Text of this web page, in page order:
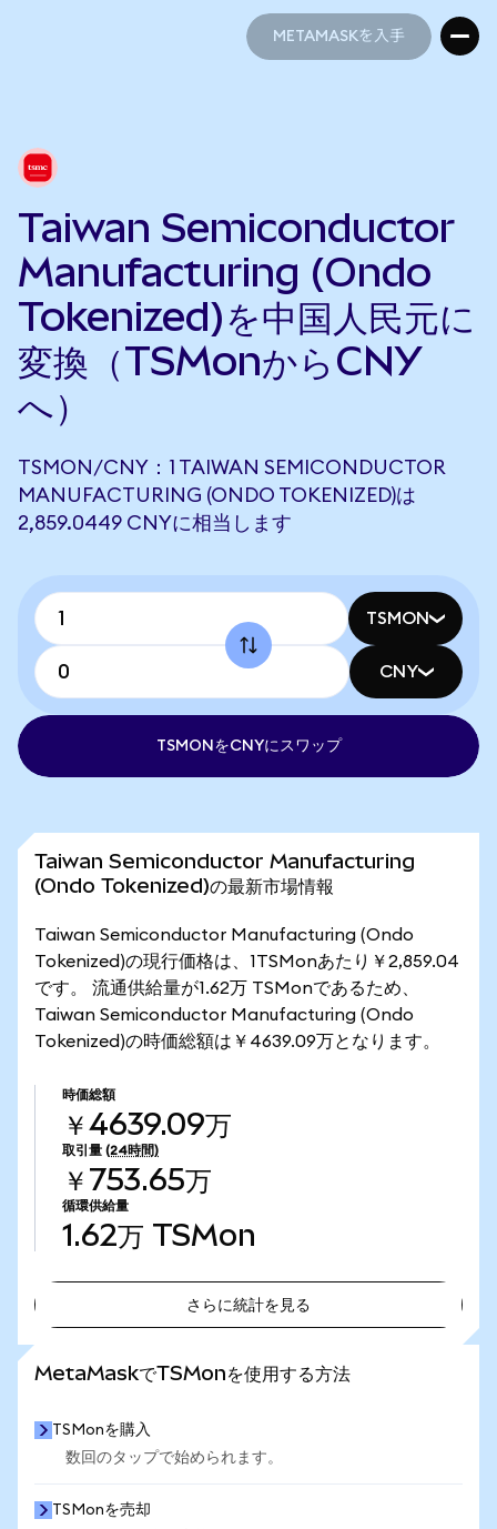
METAMASKを入手
Taiwan Semiconductor
Manufacturing (Ondo
Tokenized)を中国人民元に
変換（TSMonからCNY
へ）
TSMON/CNY：1 TAIWAN SEMICONDUCTOR
MANUFACTURING (ONDO TOKENIZED)は
2,859.0449 CNYに相当します
TSMON
CNY
TSMONをCNYにスワップ
Taiwan Semiconductor Manufacturing
(Ondo Tokenized)の最新市場情報
Taiwan Semiconductor Manufacturing (Ondo
Tokenized)の現行価格は、1TSMonあたり￥2,859.04
です。 流通供給量が1.62万 TSMonであるため、
Taiwan Semiconductor Manufacturing (Ondo
Tokenized)の時価総額は￥4639.09万となります。
時価総額
￥4639.09万
取引量 (24時間)
￥753.65万
循環供給量
1.62万 TSMon
さらに統計を見る
MetaMaskでTSMonを使用する方法
TSMonを購入
数回のタップで始められます。
TSMonを売却